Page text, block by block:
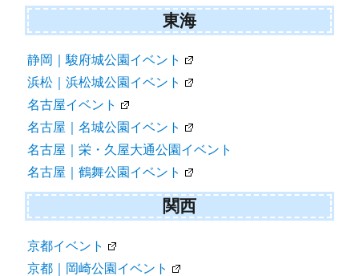
東海
静岡｜駿府城公園イベント
浜松｜浜松城公園イベント
名古屋イベント
名古屋｜名城公園イベント
名古屋｜栄・久屋大通公園イベント
名古屋｜鶴舞公園イベント
関西
京都イベント
京都｜岡崎公園イベント